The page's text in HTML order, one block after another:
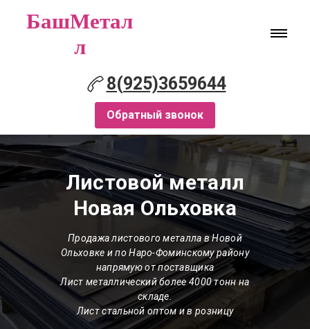
БашМетал
л
8(925)3659644
Обратный звонок
Листовой металл
Новая Ольховка
Продажа листового металла в Новой
Ольховке и по Наро-Фоминскому району
напрямую от поставщика
Лист металлический более 4000 тонн на
складе.
Лист стальной оптом и в розницу